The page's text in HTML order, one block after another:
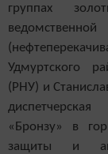
группах
Удмуртского
(РНУ) и
«Бронзу» в
защиты и